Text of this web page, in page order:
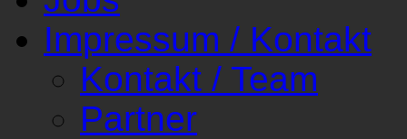
Impressum / Kontakt
Kontakt / Team
Partner